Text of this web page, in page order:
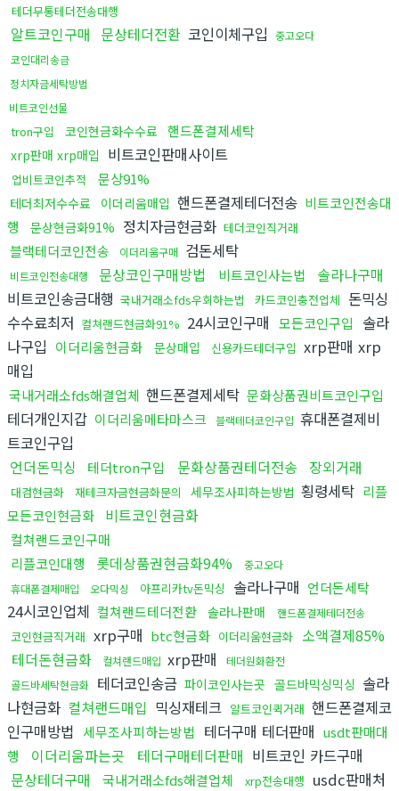
테더무통테더전송대행
알트코인구매 문상테더전환 코인이체구입 중고오다
코인대리송금
정치자금세탁방법
비트코인선물
tron구입 코인현금화수수료 핸드폰결제세탁
xrp판매 xrp매입 비트코인판매사이트
업비트코인추적 문상91%
테더최저수수료 이더리움매입 핸드폰결제테더전송 비트코인전송대
행
문상현금화91% 정치자금현금화 테더코인직거래
블랙테더코인전송 이더리움구매 검돈세탁
비트코인전송대행 문상코인구매방법 비트코인사는법
솔라나구매
비트코인송금대행 국내거래소fds우회하는법 카드코인충전업체 돈믹싱
수수료최저 컬쳐랜드현금화91% 24시코인구매 모든코인구입
솔라
나구입 이더리움현금화 문상매입 신용카드테더구입 xrp판매 xrp
매입
국내거래소fds해결업체 핸드폰결제세탁 문화상품권비트코인구입
테더개인지갑 이더리움메타마스크 블랙테더코인구입 휴대폰결제비
트코인구입
언더돈믹싱
테더tron구입 문화상품권테더전송 장외거래
대검현금화 재테크자금현금화문의 세무조사피하는방법 횡령세탁 리플
모든코인현금화
비트코인현금화
컬쳐랜드코인구매
리플코인대행
롯데상품권현금화94%
중고오다
휴대폰결제매입
오다믹싱 아프리카tv돈믹싱 솔라나구매 언더돈세탁
24시코인업체 컬쳐랜드테더전환 솔라나판매 핸드폰결제테더전송
코인현금직거래 xrp구매 btc현금화 이더리움현금화 소액결제85%
테더돈현금화
컬쳐랜드매입 xrp판매
테더원화환전
골드바세탁현금화 테더코인송금 파이코인사는곳 골드바믹싱믹싱 솔라
나현금화 컬쳐랜드매입 믹싱재테크 알트코인퀵거래 핸드폰결제코
인구매방법 세무조사피하는방법 테더구매 테더판매 usdt판매대
행
이더리움파는곳 테더구매테더판매 비트코인 카드구매
문상테더구매
국내거래소fds해결업체 xrp전송대행 usdc판매처